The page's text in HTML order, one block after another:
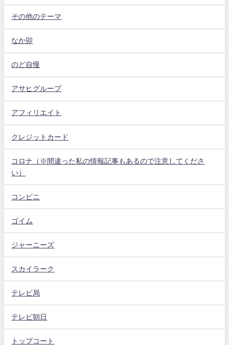
その他のテーマ
なか卯
のど自慢
アサヒグループ
アフィリエイト
クレジットカード
コロナ（※間違った私の情報記事もあるので注意してくださ
い）
コンビニ
ゴイム
ジャーニーズ
スカイラーク
テレビ局
テレビ朝日
トップコート